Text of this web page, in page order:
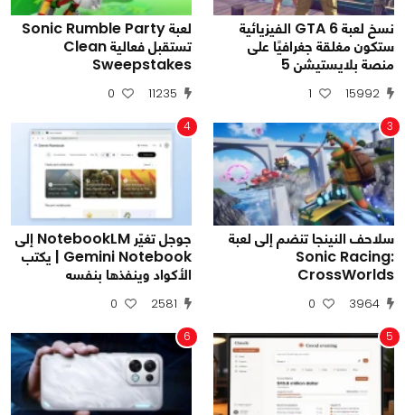
نسخ لعبة GTA 6 الفيزيائية
ستكون مغلقة جغرافيًا على
منصة بلايستيشن 5
15992
1
لعبة Sonic Rumble Party
تستقبل فعالية Clean
Sweepstakes
11235
0
3
سلاحف النينجا تنضم إلى لعبة
Sonic Racing:
CrossWorlds
3964
0
4
جوجل تغيّر NotebookLM إلى
Gemini Notebook | يكتب
الأكواد وينفذها بنفسه
2581
0
5
6